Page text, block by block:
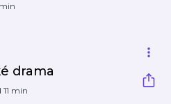
drama
11 min